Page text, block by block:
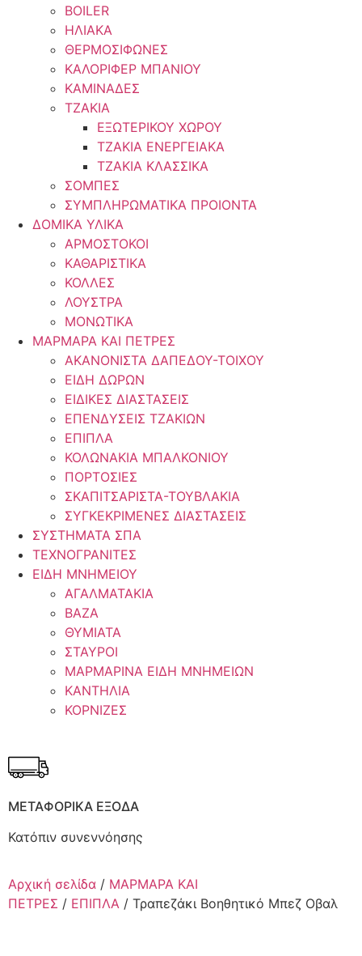
BOILER
ΗΛΙΑΚΑ
ΘΕΡΜΟΣΙΦΩΝΕΣ
ΚΑΛΟΡΙΦΕΡ ΜΠΑΝΙΟΥ
ΚΑΜΙΝΑΔΕΣ
ΤΖΑΚΙΑ
ΕΞΩΤΕΡΙΚΟΥ ΧΩΡΟΥ
ΤΖΑΚΙΑ ΕΝΕΡΓΕΙΑΚΑ
ΤΖΑΚΙΑ ΚΛΑΣΣΙΚΑ
ΣΟΜΠΕΣ
ΣΥΜΠΛΗΡΩΜΑΤΙΚΑ ΠΡΟΙΟΝΤΑ
ΔΟΜΙΚΑ ΥΛΙΚΑ
ΑΡΜΟΣΤΟΚΟΙ
ΚΑΘΑΡΙΣΤΙΚΑ
ΚΟΛΛΕΣ
ΛΟΥΣΤΡΑ
ΜΟΝΩΤΙΚΑ
ΜΑΡΜΑΡΑ ΚΑΙ ΠΕΤΡΕΣ
ΑΚΑΝΟΝΙΣΤΑ ΔΑΠΕΔΟΥ-ΤΟΙΧΟΥ
ΕΙΔΗ ΔΩΡΩΝ
ΕΙΔΙΚΕΣ ΔΙΑΣΤΑΣΕΙΣ
ΕΠΕΝΔΥΣΕΙΣ ΤΖΑΚΙΩΝ
ΕΠΙΠΛΑ
ΚΟΛΩΝΑΚΙΑ ΜΠΑΛΚΟΝΙΟΥ
ΠΟΡΤΟΣΙΕΣ
ΣΚΑΠΙΤΣΑΡΙΣΤΑ-ΤΟΥΒΛΑΚΙΑ
ΣΥΓΚΕΚΡΙΜΕΝΕΣ ΔΙΑΣΤΑΣΕΙΣ
ΣΥΣΤΗΜΑΤΑ ΣΠΑ
ΤΕΧΝΟΓΡΑΝΙΤΕΣ
ΕΙΔΗ ΜΝΗΜΕΙΟΥ
ΑΓΑΛΜΑΤΑΚΙΑ
ΒΑΖΑ
ΘΥΜΙΑΤΑ
ΣΤΑΥΡΟΙ
ΜΑΡΜΑΡΙΝΑ ΕΙΔΗ ΜΝΗΜΕΙΩΝ
ΚΑΝΤΗΛΙΑ
ΚΟΡΝΙΖΕΣ
ΜΕΤΑΦΟΡΙΚΑ ΕΞΟΔΑ
Κατόπιν συνεννόησης
Αρχική σελίδα / ΜΑΡΜΑΡΑ ΚΑΙ
ΠΕΤΡΕΣ / ΕΠΙΠΛΑ / Τραπεζάκι Βοηθητικό Μπεζ Οβαλ